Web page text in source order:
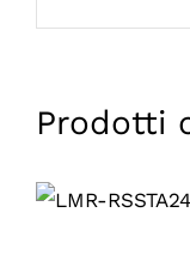
Prodotti
CARRELLO
/